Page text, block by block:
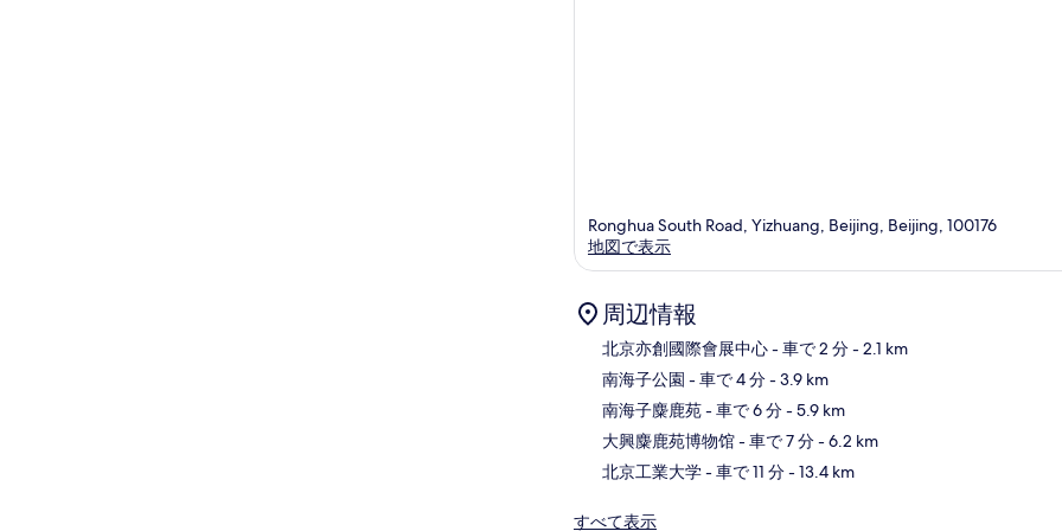
Ronghua South Road, Yizhuang, Beijing, Beijing, 100176
地図で表示
周辺情報
北京亦創國際會展中心- 車で 2 分- 2.1 km
南海子公園 - 車で 4 分- 3.9 km
南海子麋鹿苑- 車で 6 分- 5.9 km
大興麋鹿苑博物馆- 車で 7 分- 6.2 km
北京工業大学- 車で 11 分- 13.4 km
すべて表示